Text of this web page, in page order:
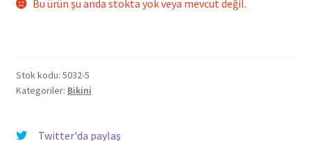
Bu ürün şu anda stokta yok veya mevcut değil.
Stok kodu: 5032-5
Kategoriler: Bikini
Twitter'da paylaş